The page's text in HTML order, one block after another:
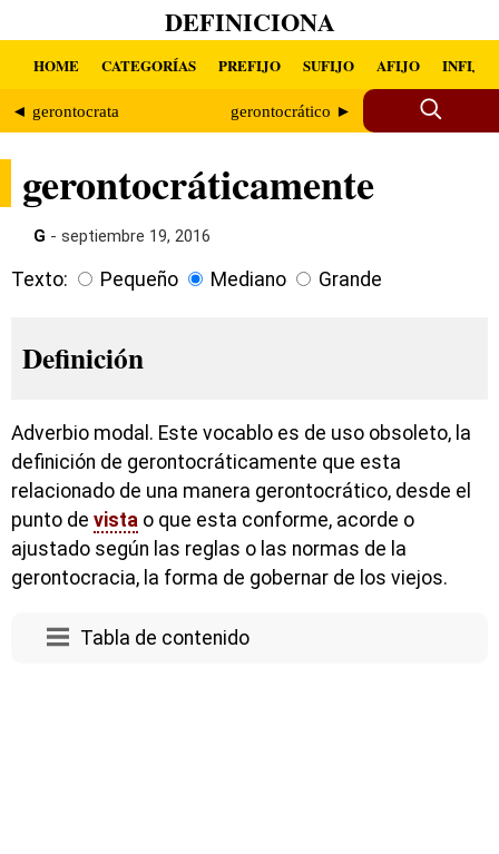
DEFINICIONA
HOME CATEGORÍAS PREFIJO SUFIJO AFIJO INFIJO
◄ gerontocrata gerontocrático ►
gerontocráticamente
G - septiembre 19, 2016
Texto: Pequeño Mediano Grande
Definición
Adverbio modal. Este vocablo es de uso obsoleto, la
definición de gerontocráticamente que esta
relacionado de una manera gerontocrático, desde el
punto de vista o que esta conforme, acorde o
ajustado según las reglas o las normas de la
gerontocracia, la forma de gobernar de los viejos.
Tabla de contenido